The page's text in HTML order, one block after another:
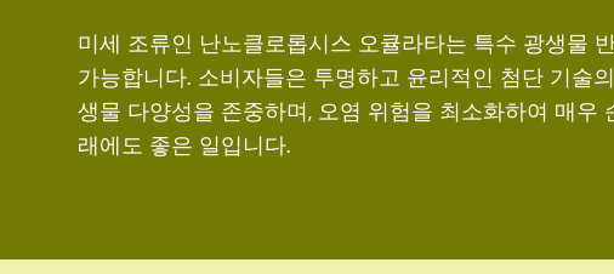
미세 조류인 난노클로롭시스 오큘라타는 특수 광생물
가능합니다. 소비자들은 투명하고 윤리적인 첨단 기술
생물 다양성을 존중하며, 오염 위험을 최소화하여 매
래에도 좋은 일입니다.